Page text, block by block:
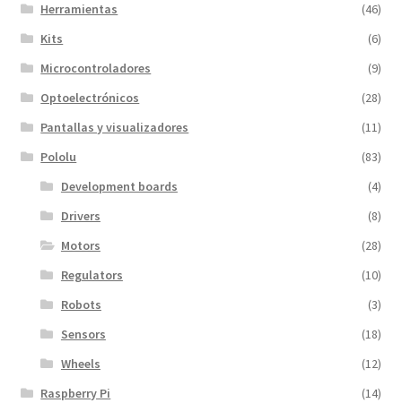
Herramientas
(46)
Kits
(6)
Microcontroladores
(9)
Optoelectrónicos
(28)
Pantallas y visualizadores
(11)
Pololu
(83)
Development boards
(4)
Drivers
(8)
Motors
(28)
Regulators
(10)
Robots
(3)
Sensors
(18)
Wheels
(12)
Raspberry Pi
(14)